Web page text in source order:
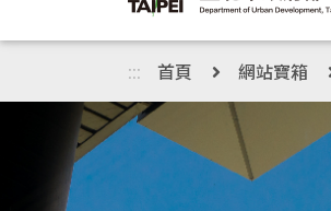
::: 首頁 網站寶箱